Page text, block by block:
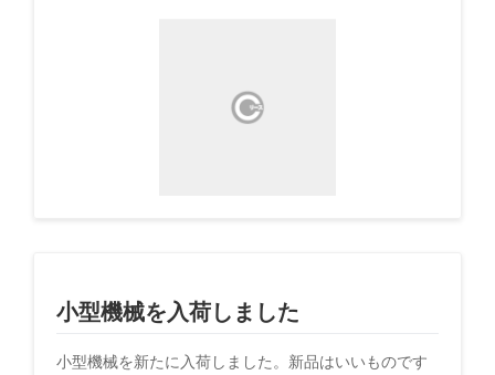
小型機械を入荷しました
小型機械を新たに入荷しました。新品はいいものです